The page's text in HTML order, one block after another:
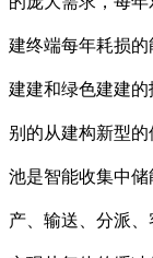
建终端每年耗损
建建和绿色建建的
别的从建构新型
池是智能收集中
产、输送、分派